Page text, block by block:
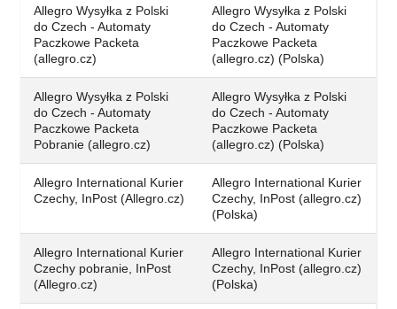
Allegro Wysyłka z Polski
do Czech - Automaty
Paczkowe Packeta
(allegro.cz)
Allegro Wysyłka z Polski
do Czech - Automaty
Paczkowe Packeta
(allegro.cz) (Polska)
Allegro Wysyłka z Polski
do Czech - Automaty
Paczkowe Packeta
Pobranie (allegro.cz)
Allegro Wysyłka z Polski
do Czech - Automaty
Paczkowe Packeta
(allegro.cz) (Polska)
Allegro International Kurier
Czechy, InPost (Allegro.cz)
Allegro International Kurier
Czechy, InPost (allegro.cz)
(Polska)
Allegro International Kurier
Czechy pobranie, InPost
(Allegro.cz)
Allegro International Kurier
Czechy, InPost (allegro.cz)
(Polska)